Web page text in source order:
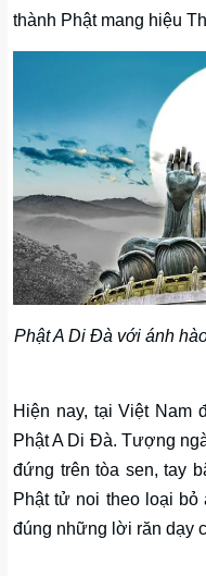
thành Phật mang hiệu
Phật A Di Đà với ánh
Hiện nay, tại Việt Nam
Phật A Di Đà. Tượng
đứng trên tòa sen, tay
Phật tử noi theo loại bỏ
đúng những lời răn dạy